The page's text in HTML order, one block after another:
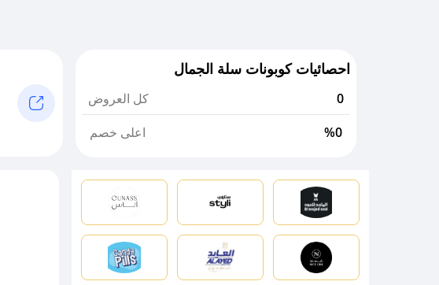
احصائيات كوبونات سلة الجمال
كل العروض
0
اعلى خصم
%0